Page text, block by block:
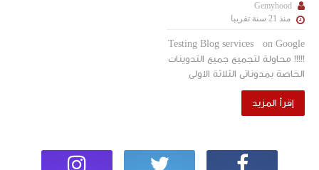
Gemyhood
منذ 21 سنة تقريبا
Testing Blog services on Google
!!!!! محاولة لتجميع جميع التدوينات
الخاصة بمدوناتى الثلاثة الاولى
السابقين لمدونتى الحالية تمهيدا
لغ...
إقرأ المزيد